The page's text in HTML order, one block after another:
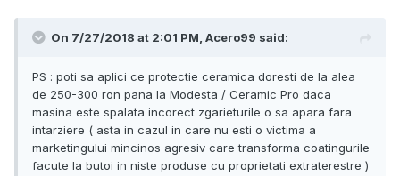
On 7/27/2018 at 2:01 PM, Acero99 said:
PS : poti sa aplici ce protectie ceramica doresti de la alea
de 250-300 ron pana la Modesta / Ceramic Pro daca
masina este spalata incorect zgarieturile o sa apara fara
intarziere ( asta in cazul in care nu esti o victima a
marketingului mincinos agresiv care transforma coatingurile
facute la butoi in niste produse cu proprietati extraterestre )